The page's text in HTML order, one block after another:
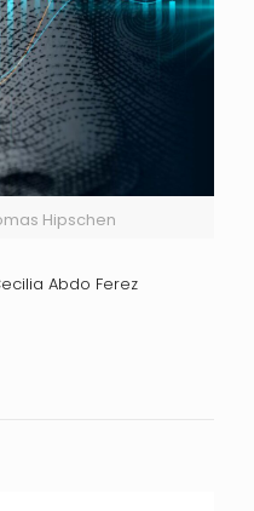
Hipschen
Abdo Ferez